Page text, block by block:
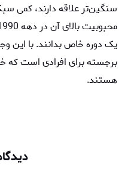
سنگین‌تر علاقه دارند، کمی
یک دوره خاص بدانند. با این
برجسته برای افرادی است که
هستند.